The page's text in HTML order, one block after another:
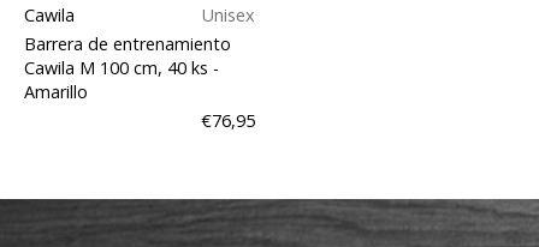
Cawila
Unisex
Barrera de entrenamiento
Cawila M 100 cm, 40 ks -
Amarillo
€76,95